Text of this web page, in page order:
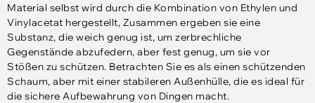
Material selbst wird durch die Kombination von Ethylen und
Vinylacetat hergestellt, Zusammen ergeben sie eine
Substanz, die weich genug ist, um zerbrechliche
Gegenstände abzufedern, aber fest genug, um sie vor
Stößen zu schützen. Betrachten Sie es als einen schützenden
Schaum, aber mit einer stabileren Außenhülle, die es ideal für
die sichere Aufbewahrung von Dingen macht.